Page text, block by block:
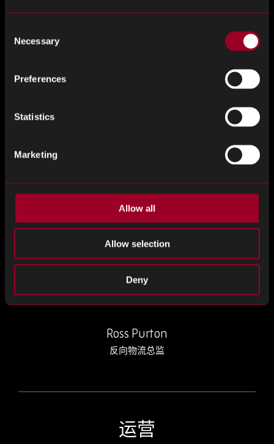
Selection
Necessary
Preferences
Statistics
Marketing
Allow all
Allow selection
Deny
Ross Purton
反向物流总监
罗斯拥有超过10年的经验，目前负责反向物…
运营